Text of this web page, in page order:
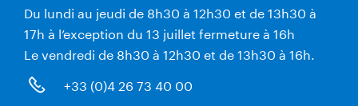
Du lundi au jeudi de 8h30 à 12h30 et de 13h30 à
17h à l’exception du 13 juillet fermeture à 16h
Le vendredi de 8h30 à 12h30 et de 13h30 à 16h.
+33 (0)4 26 73 40 00